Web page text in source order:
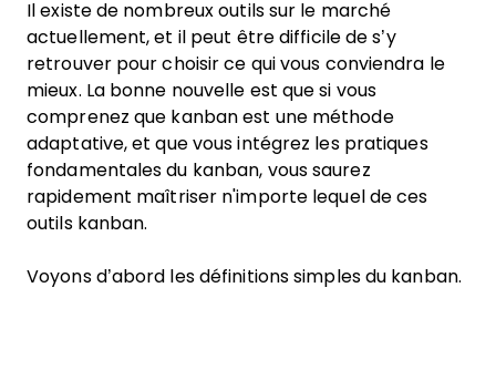
Il existe de nombreux outils sur le marché
actuellement, et il peut être difficile de s’y
retrouver pour choisir ce qui vous conviendra le
mieux. La bonne nouvelle est que si vous
comprenez que kanban est une méthode
adaptative, et que vous intégrez les pratiques
fondamentales du kanban, vous saurez
rapidement maîtriser n'importe lequel de ces
outils kanban.
Voyons d’abord les définitions simples du kanban.